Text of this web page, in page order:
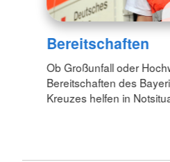
Bereitschaften
Ob Großunfall oder
Bereitschaften des
Kreuzes helfen in